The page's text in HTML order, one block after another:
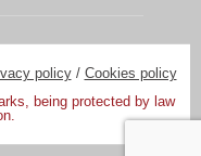
policy/ Cookies policy
being protected by law